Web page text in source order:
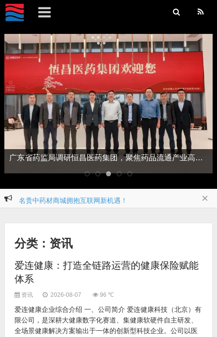
广东省药监局调研恒昌医药集团，聚焦药品流通产业高质量发展
名贵中药材商城拥抱互联网新机遇！
高考加油！饺好运营养加好运！
易来举办2026年全国服务商年会，聚焦全屋智能战略升级与携手共赢
高考拼营养｜脑力消耗大？补充优质蛋白是关键
高考考前吃什么？饺子营养又安心
“互联网+”开启文旅新体验 文化旅行大世界助力行业升级！
中国建筑商城探索行业数字化新未来！
×
分类：资讯
爱连健康：打造全链路运营的健康保险赋能
体系
资讯 2026-08-07 96 ℃
爱连健康企业综合介绍 一、公司简介 爱连健康科技（北京）有
限公司，是深耕大健康数字化赛道、集健康软硬件自主研发、
全场景健康解决方案输出于一体的创新型科技企业。公司以医